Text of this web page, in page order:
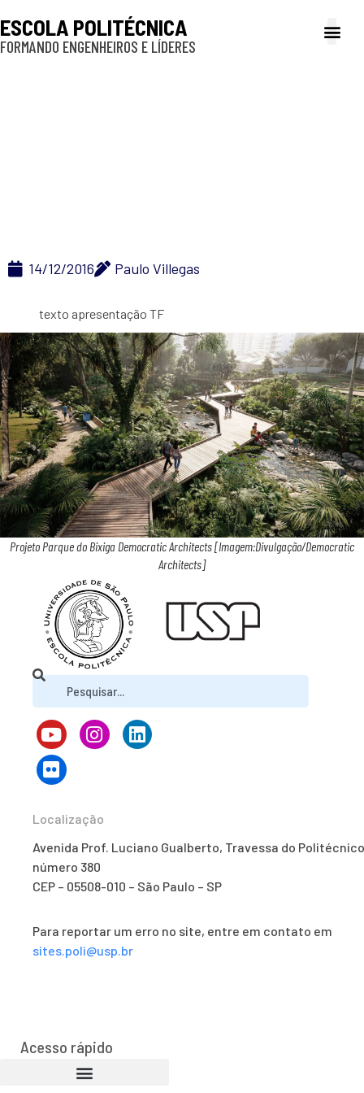
ESCOLA POLITÉCNICA
FORMANDO ENGENHEIROS E LÍDERES
14/12/2016 Paulo Villegas
texto apresentação TF
Projeto Parque do Bixiga Democratic Architects [Imagem:Divulgação/Democratic
Architects]
Localização
Avenida Prof. Luciano Gualberto, Travessa do
número 380
CEP – 05508-010 – São Paulo – SP
Para reportar um erro no site, entre em contato em
sites.poli@usp.br
Acesso rápido